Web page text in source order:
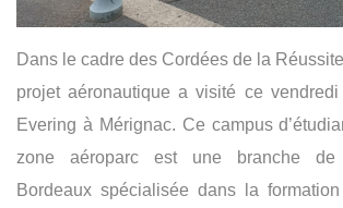
Dans le cadre des Cordées de la
projet aéronautique a visité ce vendredi
Evering à Mérignac. Ce campus
zone aéroparc est une branche de
Bordeaux spécialisée dans la